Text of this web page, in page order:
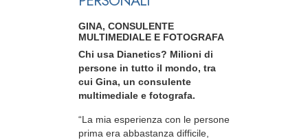
GINA, CONSULENTE
MULTIMEDIALE E FOTOGRAFA
Chi usa Dianetics? Milioni di
persone in tutto il mondo, tra
cui Gina, un consulente
multimediale e fotografa.
“La mia esperienza con le persone
prima era abbastanza difficile,